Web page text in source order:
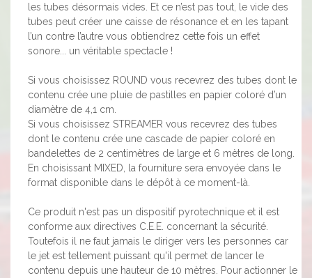
les tubes désormais vides. Et ce n’est pas tout, le vide des
tubes peut créer une caisse de résonance et en les tapant
l’un contre l’autre vous obtiendrez cette fois un effet
sonore... un véritable spectacle !
Si vous choisissez ROUND vous recevrez des tubes dont le
contenu crée une pluie de pastilles en papier coloré d’un
diamètre de 4,1 cm.
Si vous choisissez STREAMER vous recevrez des tubes
dont le contenu crée une cascade de papier coloré en
bandelettes de 2 centimètres de large et 6 mètres de long.
En choisissant MIXED, la fourniture sera envoyée dans le
format disponible dans le dépôt à ce moment-là.
Ce produit n'est pas un dispositif pyrotechnique et il est
conforme aux directives C.E.E. concernant la sécurité.
Toutefois il ne faut jamais le diriger vers les personnes car
le jet est tellement puissant qu'il permet de lancer le
contenu depuis une hauteur de 10 mètres. Pour actionner le